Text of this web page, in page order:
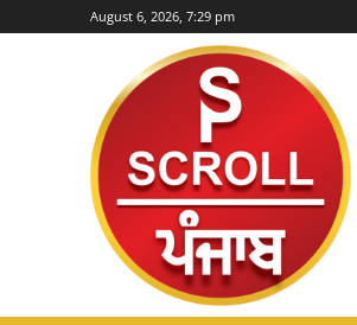
August 6, 2026, 7:29 pm